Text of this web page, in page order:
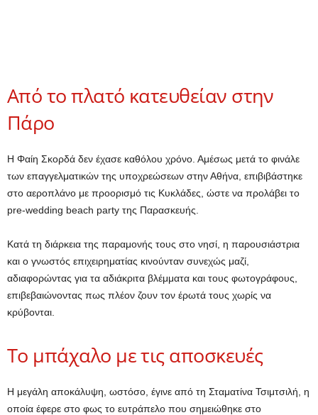
Από το πλατό κατευθείαν στην
Πάρο
Η Φαίη Σκορδά δεν έχασε καθόλου χρόνο. Αμέσως μετά το φινάλε
των επαγγελματικών της υποχρεώσεων στην Αθήνα, επιβιβάστηκε
στο αεροπλάνο με προορισμό τις Κυκλάδες, ώστε να προλάβει το
pre-wedding beach party της Παρασκευής.
Κατά τη διάρκεια της παραμονής τους στο νησί, η παρουσιάστρια
και ο γνωστός επιχειρηματίας κινούνταν συνεχώς μαζί,
αδιαφορώντας για τα αδιάκριτα βλέμματα και τους φωτογράφους,
επιβεβαιώνοντας πως πλέον ζουν τον έρωτά τους χωρίς να
κρύβονται.
Το μπάχαλο με τις αποσκευές
Η μεγάλη αποκάλυψη, ωστόσο, έγινε από τη Σταματίνα Τσιμτσιλή, η
οποία έφερε στο φως το ευτράπελο που σημειώθηκε στο